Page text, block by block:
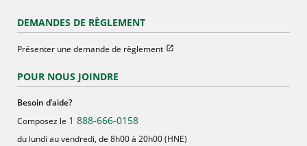
DEMANDES DE RÈGLEMENT
Présenter une demande de règlement Ouvrir dans une nouvelle fenetre
POUR NOUS JOINDRE
Besoin d’aide?
Composez le 1 888-666-0158
du lundi au vendredi, de 8h00 à 20h00 (HNE)